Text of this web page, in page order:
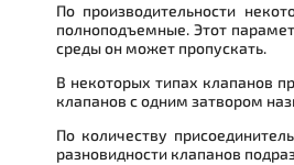
По производительности
полноподъемные. Этот
среды он может пропускать.
В некоторых типах клапанов
клапанов с одним затвором
По количеству
разновидности клапанов